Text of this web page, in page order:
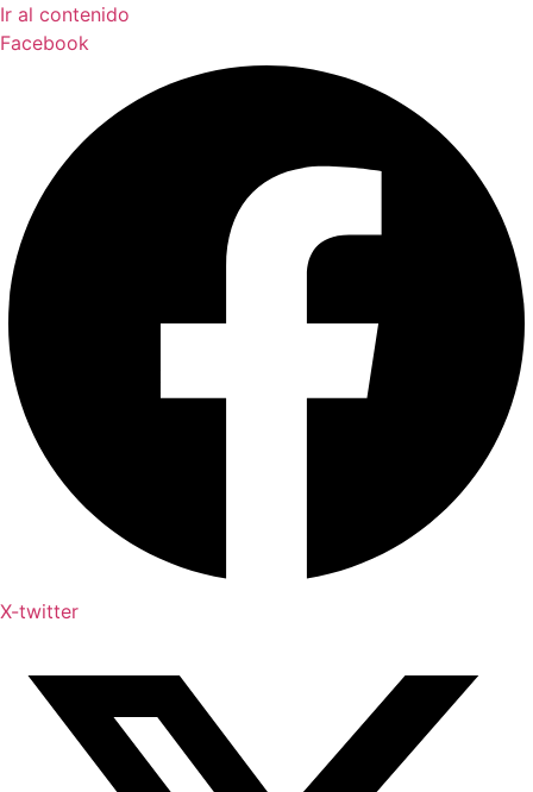
Ir al contenido
Facebook
X-twitter